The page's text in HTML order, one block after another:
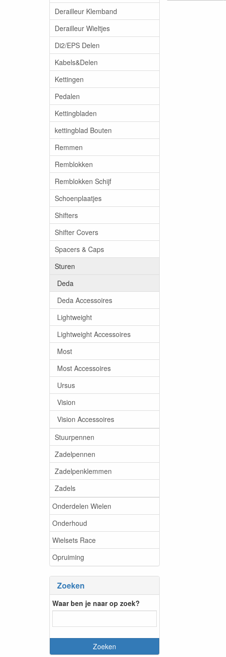
Derailleur Klemband
Derailleur Wieltjes
Di2/EPS Delen
Kabels&Delen
Kettingen
Pedalen
Kettingbladen
kettingblad Bouten
Remmen
Remblokken
Remblokken Schijf
Schoenplaatjes
Shifters
Shifter Covers
Spacers & Caps
Sturen
Deda
Deda Accessoires
Lightweight
Lightweight Accessoires
Most
Most Accessoires
Ursus
Vision
Vision Accessoires
Stuurpennen
Zadelpennen
Zadelpenklemmen
Zadels
Onderdelen Wielen
Onderhoud
Wielsets Race
Opruiming
Zoeken
Waar ben je naar op zoek?